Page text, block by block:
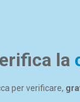
la
per verificare,